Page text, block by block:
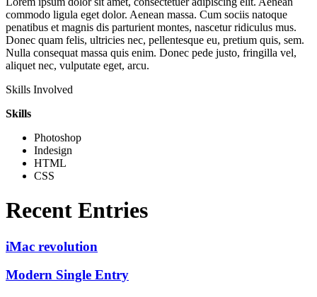
commodo ligula eget dolor. Aenean massa. Cum sociis natoque
penatibus et magnis dis parturient montes, nascetur ridiculus mus.
Donec quam felis, ultricies nec, pellentesque eu, pretium quis, sem.
Nulla consequat massa quis enim. Donec pede justo, fringilla vel,
aliquet nec, vulputate eget, arcu.
Skills Involved
Skills
Photoshop
Indesign
HTML
CSS
Recent Entries
iMac revolution
Modern Single Entry